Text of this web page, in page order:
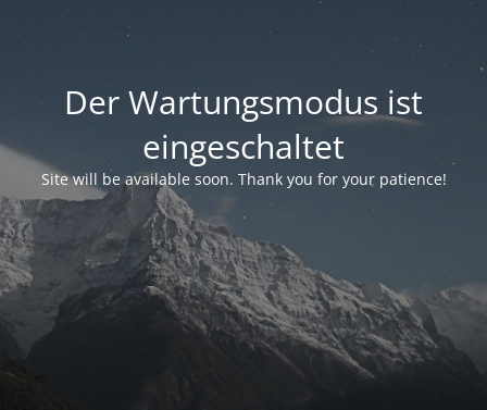
Der Wartungsmodus ist
eingeschaltet
Site will be available soon. Thank you for your patience!